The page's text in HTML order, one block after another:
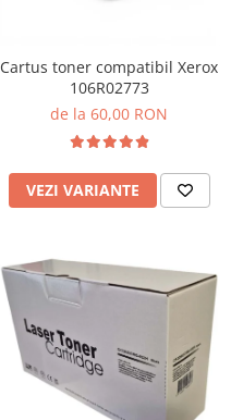
Cartus toner compatibil Xerox
106R02773
de la 60,00 RON
VEZI VARIANTE